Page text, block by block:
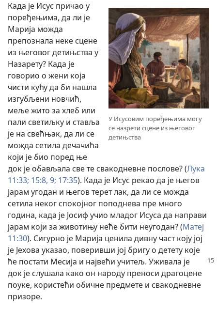
У Исусовим поређењима могу
се назрети сцене из његовог
детињства
Када је Исус причао у
поређењима, да ли је
Марија можда
препознала неке сцене
из његовог детињства у
Назарету? Када је
говорио о жени која
чисти кућу да би нашла
изгубљени новчић,
меље жито за хлеб или
пали светиљку и ставља
је на свећњак, да ли се
можда сетила дечачића
који је био поред ње
док је обављала све те свакодневне послове? (Лука
11:33; 15:8, 9; 17:35). Када је Исус рекао да је његов
јарам угодан и његов терет лак, да ли се можда
сетила неког спокојног поподнева пре много
година, када је Јосиф учио младог Исуса да направи
јарам који за животињу неће бити неугодан? (Матеј
11:30). Сигурно је Марија ценила дивну част коју јој
је Јехова указао, поверивши јој бригу о детету које
ће постати Месија и највећи учитељ. Уживала је
док је слушала како он народу преноси драгоцене
поуке, користећи обичне предмете и свакодневне
призоре.